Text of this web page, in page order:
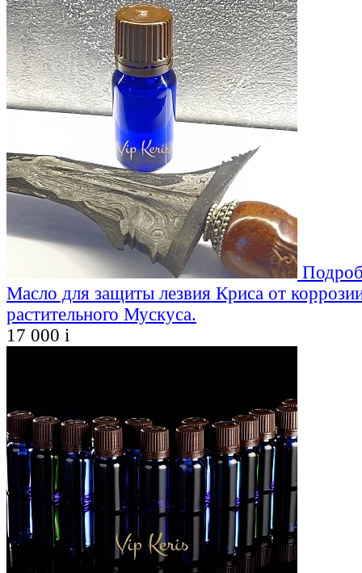
Масло для защиты лезвия Криса от
растительного Мускуса.
17 000 i